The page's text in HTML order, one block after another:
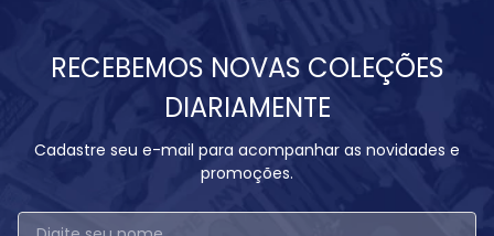
RECEBEMOS NOVAS COLEÇÕES
DIARIAMENTE
Cadastre seu e-mail para acompanhar as novidades e
promoções.